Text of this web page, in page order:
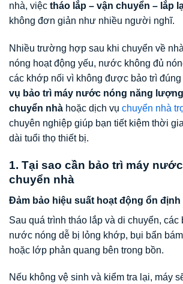
nhà, việc tháo lắp – vận chuyển – lắp
không đơn giản như nhiều người nghĩ.
Nhiều trường hợp sau khi chuyển về
nóng hoạt động yếu, nước không đủ
các khớp nối vì không được bảo trì đúng
vụ bảo trì máy nước nóng năng
chuyển nhà hoặc dịch vụ chuyển nhà
chuyên nghiệp giúp bạn tiết kiệm thời
dài tuổi thọ thiết bị.
1. Tại sao cần bảo trì máy
chuyển nhà
Đảm bảo hiệu suất hoạt động ổn định
Sau quá trình tháo lắp và di chuyển, các
nước nóng dễ bị lỏng khớp, bụi bẩn
hoặc lớp phản quang bên trong bồn.
Nếu không vệ sinh và kiểm tra lại, máy